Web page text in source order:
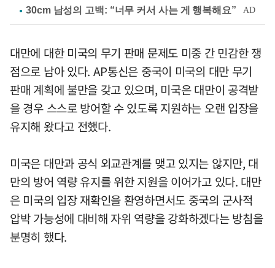
대만에 대한 미국의 무기 판매 문제도 미중 간 민감한 쟁
점으로 남아 있다. AP통신은 중국이 미국의 대만 무기
판매 계획에 불만을 갖고 있으며, 미국은 대만이 공격받
을 경우 스스로 방어할 수 있도록 지원하는 오랜 입장을
유지해 왔다고 전했다.
미국은 대만과 공식 외교관계를 맺고 있지는 않지만, 대
만의 방어 역량 유지를 위한 지원을 이어가고 있다. 대만
은 미국의 입장 재확인을 환영하면서도 중국의 군사적
압박 가능성에 대비해 자위 역량을 강화하겠다는 방침을
분명히 했다.